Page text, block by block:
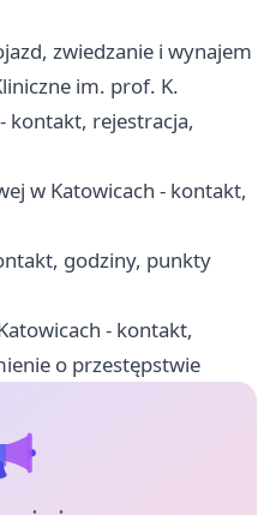
zwiedzanie i wynajem
im. prof. K.
kontakt, rejestracja,
w Katowicach - kontakt,
godziny, punkty
- kontakt,
o przestępstwie